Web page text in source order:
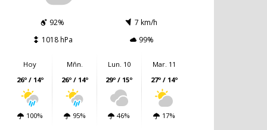
92%
7 km/h
1018 hPa
99%
Hoy
26º / 14º
100%
Mñn.
26º / 14º
95%
Lun. 10
29º / 15º
46%
Mar. 11
27º / 14º
17%